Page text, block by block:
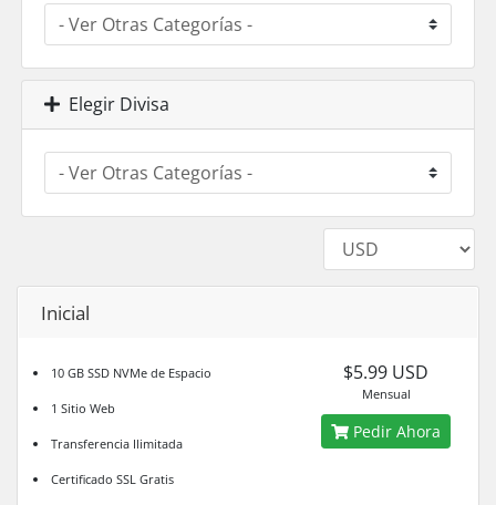
Elegir Divisa
Inicial
10 GB SSD NVMe de Espacio
1 Sitio Web
Transferencia Ilimitada
Certificado SSL Gratis
$5.99 USD
Mensual
Pedir Ahora